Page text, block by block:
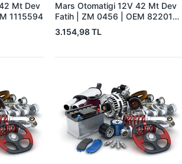
Mt Dev
1115594
Mars Otomatigi 12V 42 Mt Dev
Fatih | ZM 0456 | OEM 82201-
5004 V1117553
2132X10456393
3.154,98 TL